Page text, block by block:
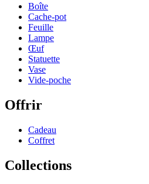
Boîte
Cache-pot
Feuille
Lampe
Œuf
Statuette
Vase
Vide-poche
Offrir
Cadeau
Coffret
Collections